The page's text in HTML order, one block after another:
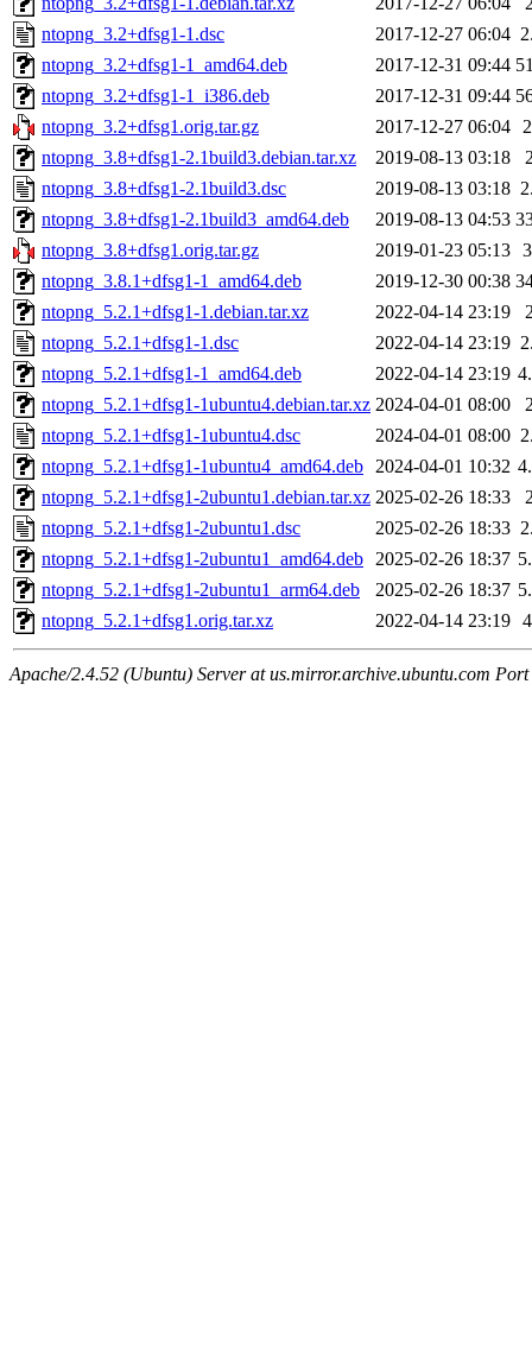
ntopng_3.2+dfsg1-1.dsc
2017-12-27 06:04
ntopng_3.2+dfsg1-1_amd64.deb
2017-12-31 09:44
ntopng_3.2+dfsg1-1_i386.deb
2017-12-31 09:44
ntopng_3.2+dfsg1.orig.tar.gz
2017-12-27 06:04
ntopng_3.8+dfsg1-2.1build3.debian.tar.xz
2019-08-13 03:18
ntopng_3.8+dfsg1-2.1build3.dsc
2019-08-13 03:18
ntopng_3.8+dfsg1-2.1build3_amd64.deb
2019-08-13 04:53
ntopng_3.8+dfsg1.orig.tar.gz
2019-01-23 05:13
ntopng_3.8.1+dfsg1-1_amd64.deb
2019-12-30 00:38
ntopng_5.2.1+dfsg1-1.debian.tar.xz
2022-04-14 23:19
ntopng_5.2.1+dfsg1-1.dsc
2022-04-14 23:19
ntopng_5.2.1+dfsg1-1_amd64.deb
2022-04-14 23:19
ntopng_5.2.1+dfsg1-1ubuntu4.debian.tar.xz 2024-04-01 08:00
ntopng_5.2.1+dfsg1-1ubuntu4.dsc
2024-04-01 08:00
ntopng_5.2.1+dfsg1-1ubuntu4_amd64.deb 2024-04-01 10:32
ntopng_5.2.1+dfsg1-2ubuntu1.debian.tar.xz 2025-02-26 18:33
ntopng_5.2.1+dfsg1-2ubuntu1.dsc
2025-02-26 18:33
ntopng_5.2.1+dfsg1-2ubuntu1_amd64.deb 2025-02-26 18:37
ntopng_5.2.1+dfsg1-2ubuntu1_arm64.deb
2025-02-26 18:37
ntopng_5.2.1+dfsg1.orig.tar.xz
2022-04-14 23:19
Apache/2.4.52 (Ubuntu) Server at us.mirror.archive.ubuntu.com Port